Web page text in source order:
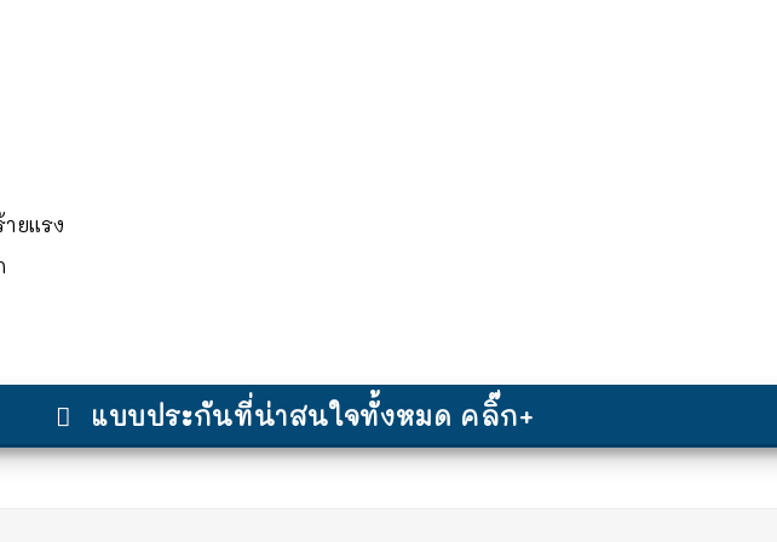
ยแรง
แบบประกันที่น่าสนใจทั้งหมด คลิ๊ก+